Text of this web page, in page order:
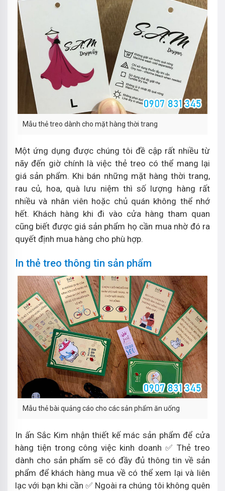
Mẫu thẻ treo dành cho mặt hàng thời trang
Một ứng dụng được chúng tôi đề cập rất nhiều từ
nãy đến giờ chính là việc thẻ treo có thể mang lại
giá sản phẩm. Khi bán những mặt hàng thời trang,
rau củ, hoa, quà lưu niệm thì số lượng hàng rất
nhiều và nhân viên hoặc chủ quán không thể nhớ
hết. Khách hàng khi đi vào cửa hàng tham quan
cũng biết được giá sản phẩm họ cần mua nhờ đó ra
quyết định mua hàng cho phù hợp.
In thẻ treo thông tin sản phẩm
Mẫu thẻ bài quảng cáo cho các sản phẩm ăn uống
In ấn Sắc Kim nhận thiết kế mác sản phẩm để cửa
hàng tiện trong công việc kinh doanh ✅ Thẻ treo
dành cho sản phẩm sẽ có đầy đủ thông tin về sản
phẩm để khách hàng mua về có thể xem lại và liên
lạc với bạn khi cần ✅ Ngoài ra chúng tôi không quên